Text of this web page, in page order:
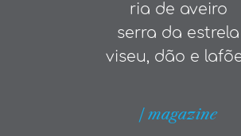
ria de aveiro
serra da estrela
viseu, dão e
| magazine